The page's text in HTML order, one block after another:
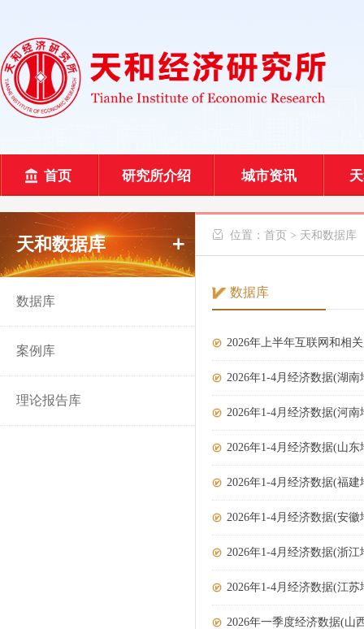
首页 研究所介绍 城市资讯
天和数据库
数据库
案例库
理论报告库
 位置： 首页 > 天和数据库
数据库
2026年上半年互联网和相
2026年1-4月经济数据(湖南
2026年1-4月经济数据(河南
2026年1-4月经济数据(山东
2026年1-4月经济数据(福建
2026年1-4月经济数据(安徽
2026年1-4月经济数据(浙江
2026年1-4月经济数据(江苏
2026年一季度经济数据(山